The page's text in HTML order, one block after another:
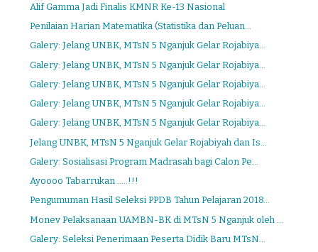
Alif Gamma Jadi Finalis KMNR Ke-13 Nasional
Penilaian Harian Matematika (Statistika dan Peluan...
Galery: Jelang UNBK, MTsN 5 Nganjuk Gelar Rojabiya...
Galery: Jelang UNBK, MTsN 5 Nganjuk Gelar Rojabiya...
Galery: Jelang UNBK, MTsN 5 Nganjuk Gelar Rojabiya...
Galery: Jelang UNBK, MTsN 5 Nganjuk Gelar Rojabiya...
Galery: Jelang UNBK, MTsN 5 Nganjuk Gelar Rojabiya...
Jelang UNBK, MTsN 5 Nganjuk Gelar Rojabiyah dan Is...
Galery: Sosialisasi Program Madrasah bagi Calon Pe...
Ayoooo Tabarrukan .....!!!
Pengumuman Hasil Seleksi PPDB Tahun Pelajaran 2018...
Monev Pelaksanaan UAMBN-BK di MTsN 5 Nganjuk oleh ...
Galery: Seleksi Penerimaan Peserta Didik Baru MTsN...